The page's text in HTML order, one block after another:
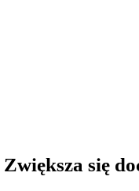
Zwiększa się